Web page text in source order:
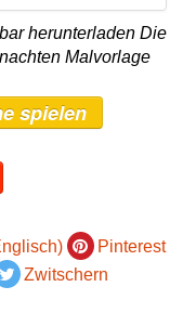
herunterladen Die
Malvorlage
spielen
Pinterest
Zwitschern